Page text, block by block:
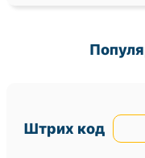
Штрих код